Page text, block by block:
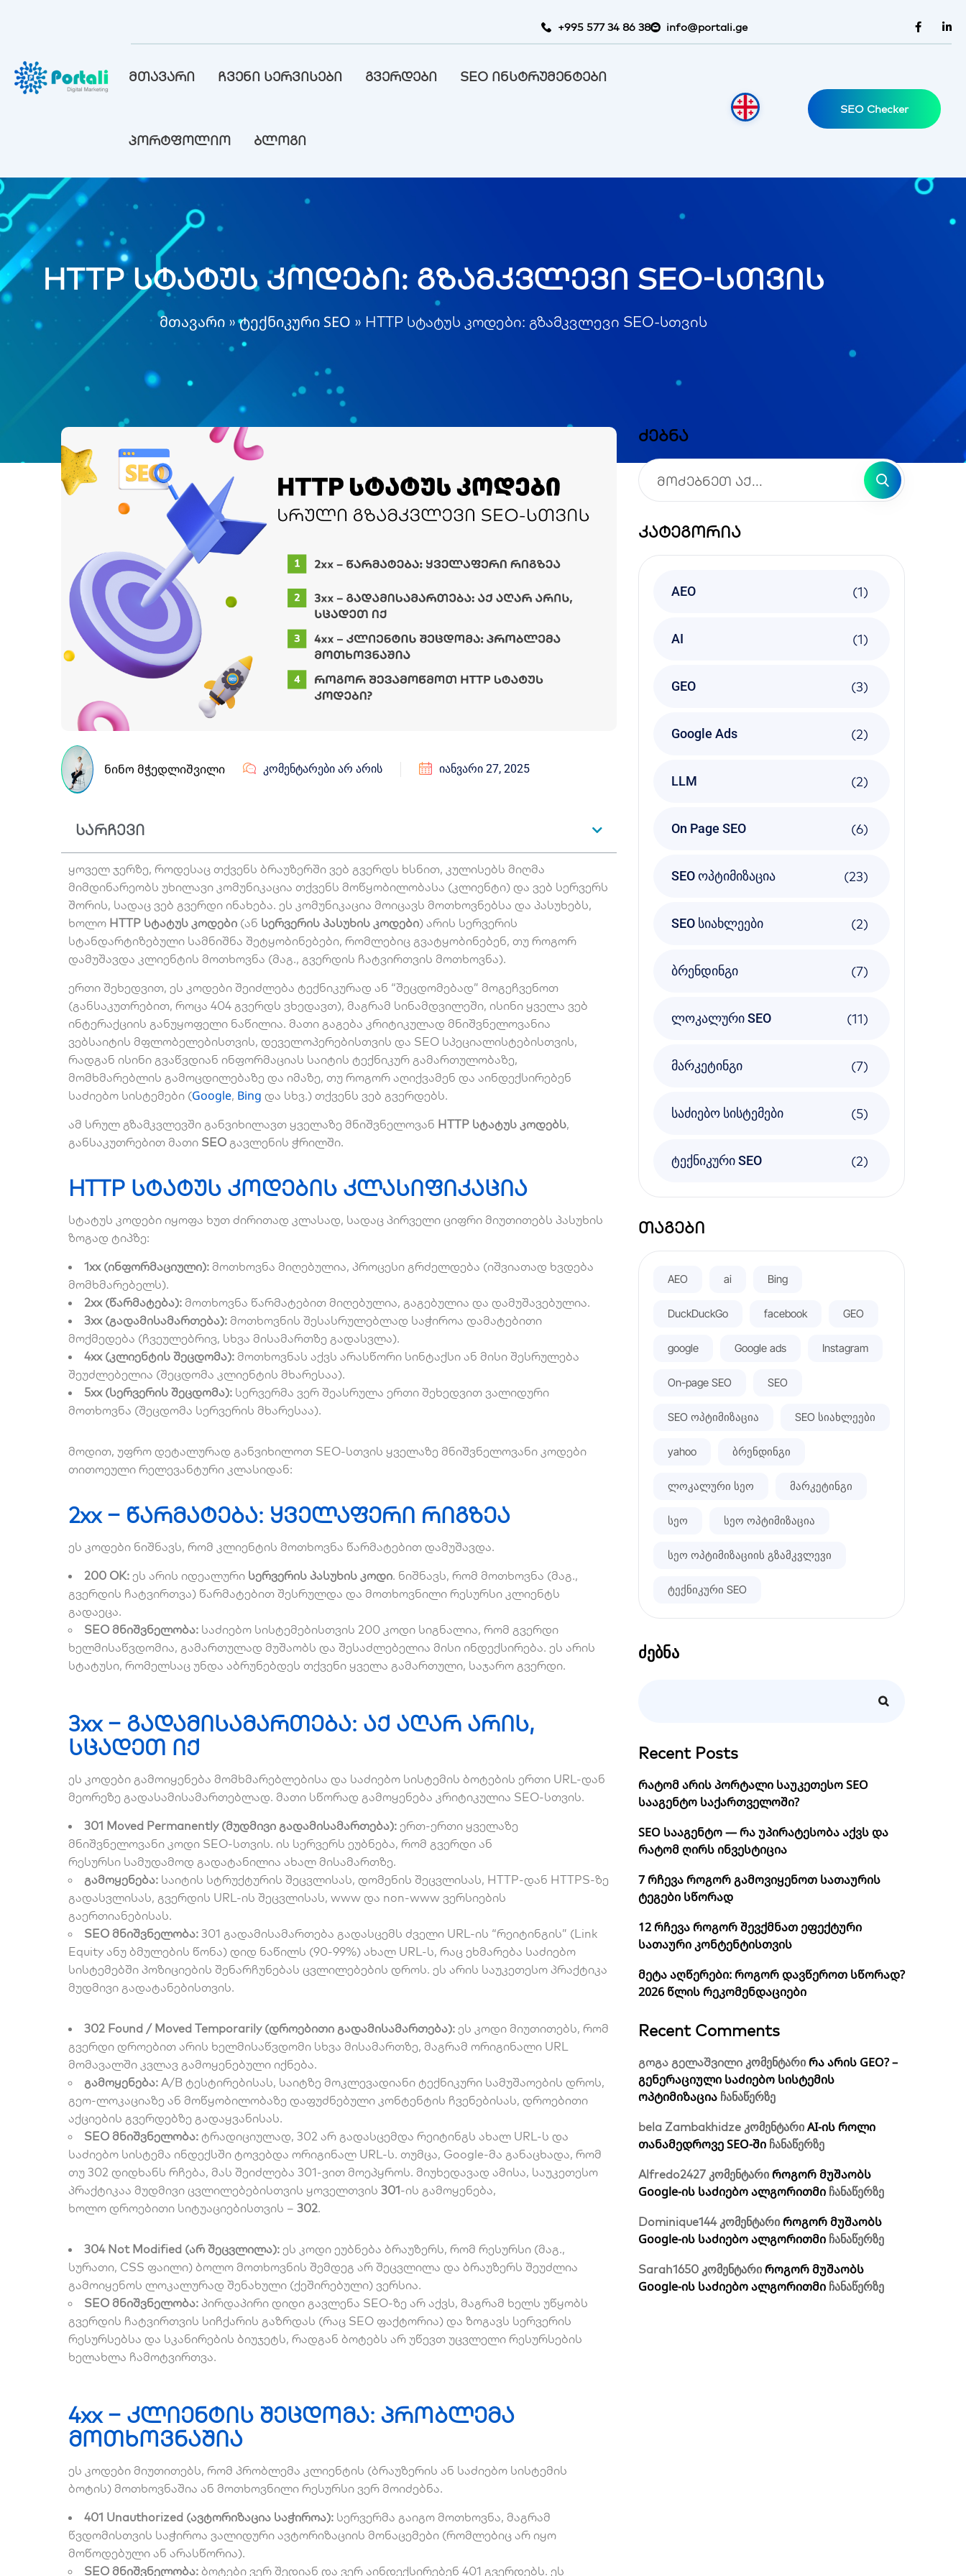
+995 577 34 86 38 info@portali.ge
მთავარი ჩვენი სერვისები გვერდები SEO ინსტრუმენტები
პორტფოლიო ბლოგი
SEO Checker
HTTP სტატუს კოდები: გზამკვლევი SEO-სთვის
მთავარი»ტექნიკური SEO » HTTP სტატუს კოდები: გზამკვლევი SEO-სთვის
ᲜᲘᲜᲝ ᲛᲭᲔᲓᲚᲘᲨᲕᲘᲚᲘ ᲙᲝᲛᲔᲜᲢᲐᲠᲔᲑᲘ ᲐᲠ ᲐᲠᲘᲡ ᲘᲐᲜᲕᲐᲠᲘ 27, 2025
სარჩევი
ყოველ ჯერზე, როდესაც თქვენს ბრაუზერში ვებ გვერდს ხსნით, კულისებს მიღმა
მიმდინარეობს უხილავი კომუნიკაცია თქვენს მოწყობილობასა (კლიენტი) და ვებ სერვერს
შორის, სადაც ვებ გვერდი ინახება. ეს კომუნიკაცია მოიცავს მოთხოვნებსა და პასუხებს,
ხოლო HTTP სტატუს კოდები(ან სერვერის პასუხის კოდები) არის სერვერის
სტანდარტიზებული სამნიშნა შეტყობინებები, რომლებიც გვატყობინებენ, თუ როგორ
დამუშავდა კლიენტის მოთხოვნა (მაგ., გვერდის ჩატვირთვის მოთხოვნა).
ერთი შეხედვით, ეს კოდები შეიძლება ტექნიკურად ან “შეცდომებად” მოგეჩვენოთ
(განსაკუთრებით, როცა 404 გვერდს ვხედავთ), მაგრამ სინამდვილეში, ისინი ყველა ვებ
ინტერაქციის განუყოფელი ნაწილია. მათი გაგება კრიტიკულად მნიშვნელოვანია
ვებსაიტის მფლობელებისთვის, დეველოპერებისთვის და SEO სპეციალისტებისთვის,
რადგან ისინი გვაწვდიან ინფორმაციას საიტის ტექნიკურ გამართულობაზე,
მომხმარებლის გამოცდილებაზე და იმაზე, თუ როგორ აღიქვამენ და აინდექსირებენ
საძიებო სისტემები (Google, Bing და სხვ.) თქვენს ვებ გვერდებს.
ამ სრულ გზამკვლევში განვიხილავთ ყველაზე მნიშვნელოვან HTTP სტატუს კოდებს,
განსაკუთრებით მათი SEOგავლენის ჭრილში.
HTTP სტატუს კოდების კლასიფიკაცია
სტატუს კოდები იყოფა ხუთ ძირითად კლასად, სადაც პირველი ციფრი მიუთითებს პასუხის
ზოგად ტიპზე:
1xx (ინფორმაციული):მოთხოვნა მიღებულია, პროცესი გრძელდება (იშვიათად ხვდება
მომხმარებელს).
2xx (წარმატება):მოთხოვნა წარმატებით მიღებულია, გაგებულია და დამუშავებულია.
3xx (გადამისამართება):მოთხოვნის შესასრულებლად საჭიროა დამატებითი
მოქმედება (ჩვეულებრივ, სხვა მისამართზე გადასვლა).
4xx (კლიენტის შეცდომა):მოთხოვნას აქვს არასწორი სინტაქსი ან მისი შესრულება
შეუძლებელია (შეცდომა კლიენტის მხარესაა).
5xx (სერვერის შეცდომა):სერვერმა ვერ შეასრულა ერთი შეხედვით ვალიდური
მოთხოვნა (შეცდომა სერვერის მხარესაა).
მოდით, უფრო დეტალურად განვიხილოთ SEO-სთვის ყველაზე მნიშვნელოვანი კოდები
თითოეული რელევანტური კლასიდან:
2xx – წარმატება: ყველაფერი რიგზეა
ეს კოდები ნიშნავს, რომ კლიენტის მოთხოვნა წარმატებით დამუშავდა.
200 OK:ეს არის იდეალური სერვერის პასუხის კოდი. ნიშნავს, რომ მოთხოვნა (მაგ.,
გვერდის ჩატვირთვა) წარმატებით შესრულდა და მოთხოვნილი რესურსი კლიენტს
გადაეცა.
SEO მნიშვნელობა:საძიებო სისტემებისთვის 200 კოდი სიგნალია, რომ გვერდი
ხელმისაწვდომია, გამართულად მუშაობს და შესაძლებელია მისი ინდექსირება. ეს არის
სტატუსი, რომელსაც უნდა აბრუნებდეს თქვენი ყველა გამართული, საჯარო გვერდი.
3xx – გადამისამართება: აქ აღარ არის,
სცადეთ იქ
ეს კოდები გამოიყენება მომხმარებლებისა და საძიებო სისტემის ბოტების ერთი URL-დან
მეორეზე გადასამისამართებლად. მათი სწორად გამოყენება კრიტიკულია SEO-სთვის.
301 Moved Permanently (მუდმივი გადამისამართება):ერთ-ერთი ყველაზე
მნიშვნელოვანი კოდი SEO-სთვის. ის სერვერს ეუბნება, რომ გვერდი ან
რესურსი სამუდამოდ გადატანილია ახალ მისამართზე.
გამოყენება:საიტის სტრუქტურის შეცვლისას, დომენის შეცვლისას, HTTP-დან HTTPS-ზე
გადასვლისას, გვერდის URL-ის შეცვლისას, www და non-www ვერსიების
გაერთიანებისას.
SEO მნიშვნელობა:301 გადამისამართება გადასცემს ძველი URL-ის “რეიტინგის” (Link
Equity ანუ ბმულების წონა) დიდ ნაწილს (90-99%) ახალ URL-ს, რაც ეხმარება საძიებო
სისტემებში პოზიციების შენარჩუნებას ცვლილებების დროს. ეს არის საუკეთესო პრაქტიკა
მუდმივი გადატანებისთვის.
302 Found / Moved Temporarily (დროებითი გადამისამართება):ეს კოდი მიუთითებს, რომ
გვერდი დროებითარის ხელმისაწვდომი სხვა მისამართზე, მაგრამ ორიგინალი URL
მომავალში კვლავ გამოყენებული იქნება.
გამოყენება:A/B ტესტირებისას, საიტზე მოკლევადიანი ტექნიკური სამუშაოების დროს,
გეო-ლოკაციაზე ან მოწყობილობაზე დაფუძნებული კონტენტის ჩვენებისას, დროებითი
აქციების გვერდებზე გადაყვანისას.
SEO მნიშვნელობა:ტრადიციულად, 302 არ გადასცემდა რეიტინგს ახალ URL-ს და
საძიებო სისტემა ინდექსში ტოვებდა ორიგინალ URL-ს. თუმცა, Google-მა განაცხადა, რომ
თუ 302 დიდხანს რჩება, მას შეიძლება 301-ვით მოეპყროს. მიუხედავად ამისა, საუკეთესო
პრაქტიკაა მუდმივიცვლილებებისთვის ყოველთვის 301-ის გამოყენება,
ხოლო დროებითისიტუაციებისთვის – 302.
304 Not Modified (არ შეცვლილა):ეს კოდი ეუბნება ბრაუზერს, რომ რესურსი (მაგ.,
სურათი, CSS ფაილი) ბოლო მოთხოვნის შემდეგ არ შეცვლილა და ბრაუზერს შეუძლია
გამოიყენოს ლოკალურად შენახული (ქეშირებული) ვერსია.
SEO მნიშვნელობა:პირდაპირი დიდი გავლენა SEO-ზე არ აქვს, მაგრამ ხელს უწყობს
გვერდის ჩატვირთვის სიჩქარის გაზრდას (რაც SEO ფაქტორია) და ზოგავს სერვერის
რესურსებსა და სკანირების ბიუჯეტს, რადგან ბოტებს არ უწევთ უცვლელი რესურსების
ხელახლა ჩამოტვირთვა.
4xx – კლიენტის შეცდომა: პრობლემა
მოთხოვნაშია
ეს კოდები მიუთითებს, რომ პრობლემა კლიენტის (ბრაუზერის ან საძიებო სისტემის
ბოტის) მოთხოვნაშია ან მოთხოვნილი რესურსი ვერ მოიძებნა.
401 Unauthorized (ავტორიზაცია საჭიროა):სერვერმა გაიგო მოთხოვნა, მაგრამ
წვდომისთვის საჭიროა ვალიდური ავტორიზაციის მონაცემები (რომლებიც არ იყო
მოწოდებული ან არასწორია).
SEO მნიშვნელობა:ბოტები ვერ შედიან და ვერ აინდექსირებენ 401 გვერდებს. ეს
ძებნა
კატეგორია
AEO (1)
AI (1)
GEO (3)
Google Ads (2)
LLM (2)
On Page SEO (6)
SEO ოპტიმიზაცია (23)
SEO სიახლეები (2)
ბრენდინგი (7)
ლოკალური SEO (11)
მარკეტინგი (7)
საძიებო სისტემები (5)
ტექნიკური SEO (2)
თაგები
AEO ai Bing
DuckDuckGo facebook GEO
google Google ads Instagram
On-page SEO SEO
SEO ოპტიმიზაცია SEO სიახლეები
yahoo ბრენდინგი
ლოკალური სეო მარკეტინგი
სეო სეო ოპტიმიზაცია
სეო ოპტიმიზაციის გზამკვლევი
ტექნიკური SEO
ძებნა
Recent Posts
რატომ არის პორტალი საუკეთესო SEO
სააგენტო საქართველოში?
SEO სააგენტო — რა უპირატესობა აქვს და
რატომ ღირს ინვესტიცია
7 რჩევა როგორ გამოვიყენოთ სათაურის
ტეგები სწორად
12 რჩევა როგორ შევქმნათ ეფექტური
სათაური კონტენტისთვის
მეტა აღწერები: როგორ დავწეროთ სწორად?
2026 წლის რეკომენდაციები
Recent Comments
გოგა გელაშვილიკომენტარი რა არის GEO? –
გენერაციული საძიებო სისტემის
ოპტიმიზაციაჩანაწერზე
bela Zambakhidzeკომენტარი AI-ის როლი
თანამედროვე SEO-შიჩანაწერზე
Alfredo2427კომენტარი როგორ მუშაობს
Google-ის საძიებო ალგორითმიჩანაწერზე
Dominique144კომენტარი როგორ მუშაობს
Google-ის საძიებო ალგორითმიჩანაწერზე
Sarah1650კომენტარი როგორ მუშაობს
Google-ის საძიებო ალგორითმიჩანაწერზე